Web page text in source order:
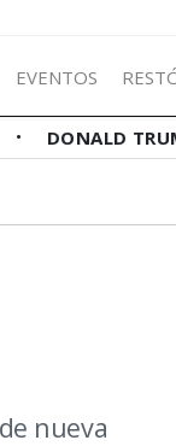
EVENTOS
DONALD
nueva